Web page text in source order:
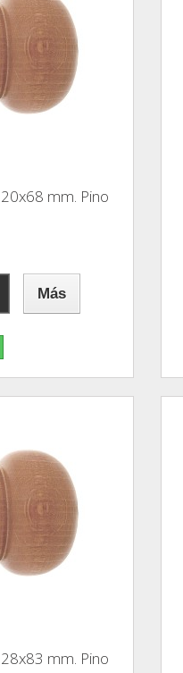
mm. Pino
Más
mm. Pino